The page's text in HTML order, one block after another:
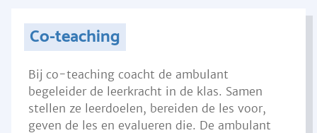
Co-teaching
Bij co-teaching coacht de ambulant
begeleider de leerkracht in de klas. Samen
stellen ze leerdoelen, bereiden de les voor,
geven de les en evalueren die. De ambulant